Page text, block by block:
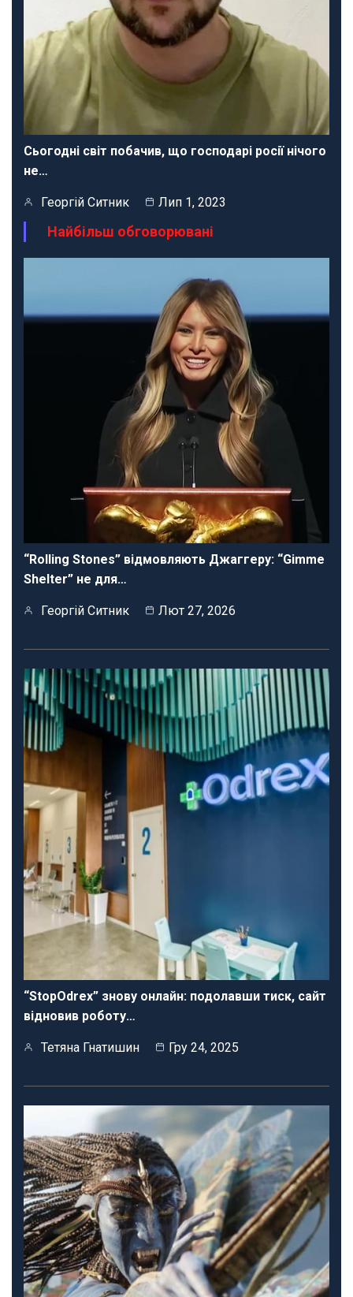
Сьогодні світ побачив, що господарі росії нічого
не…
Георгій Ситник Лип 1, 2023
Найбільш обговорювані
“Rolling Stones” відмовляють Джаггеру: “Gimme
Shelter” не для…
Георгій Ситник Лют 27, 2026
“StopOdrex” знову онлайн: подолавши тиск, сайт
відновив роботу…
Тетяна Гнатишин Гру 24, 2025